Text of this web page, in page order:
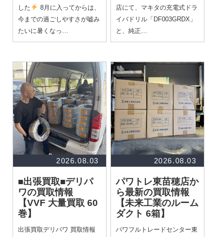
した
8月に入ってからは、
今までの過ごしやすさが嘘み
たいに暑くなっ…
店にて、マキタの充電式ドラ
イバドリル「DF003GRDX」
と、純正…
2026.08.03
■出張買取■デリパ
ワの買取情報
【VVF 大量買取 60
巻】
出張買取デリパワ 買取情報
2026.08.03
パワトレ東苗穂店か
ら最新の買取情報
【未来工業のルーム
ダクト 6箱】
パワフルトレードセンター東